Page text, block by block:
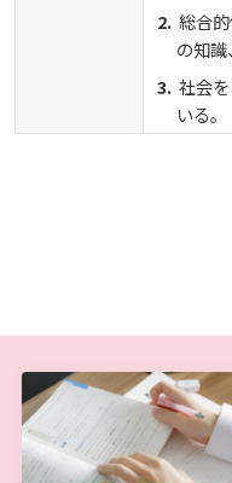
総合
の知識
社会
いる。